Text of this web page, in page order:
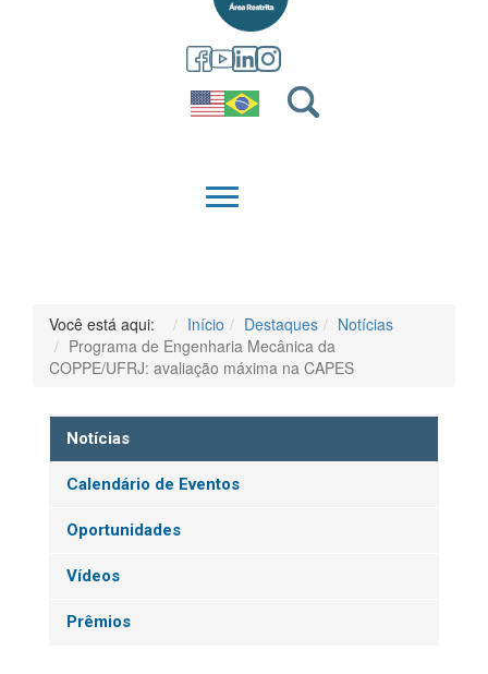
QUEM SOMOS
Você está aqui: Início Destaques
Notícias
Programa de Engenharia Mecânica da
COPPE/UFRJ: avaliação máxima na CAPES
Notícias
Calendário de Eventos
Oportunidades
Vídeos
Prêmios